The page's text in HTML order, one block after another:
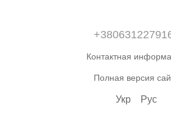
Контактная
Полная версия
Укр Рус